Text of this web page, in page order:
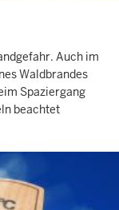
Auch im
Waldbrandes
Spaziergang
beachtet